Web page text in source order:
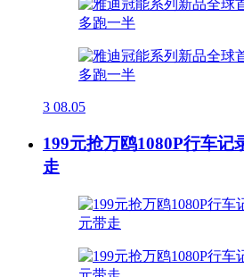
3 08.05
199元抢万鸥1080P行车记
走